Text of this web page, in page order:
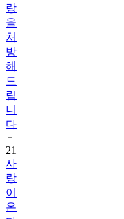
랑
을
처
방
해
드
립
니
다
21
사
랑
이
온